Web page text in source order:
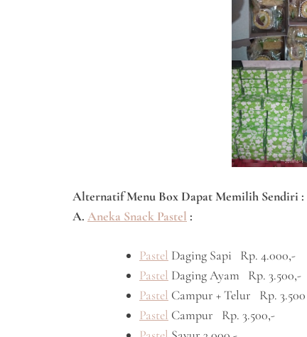
Alternatif Menu Box Dapat Memilih Sendiri :
A. Aneka Snack Pastel :
Pastel Daging Sapi Rp. 4.000,-
Pastel Daging Ayam Rp. 3.500,-
Pastel Campur + Telur Rp. 3.500
Pastel Campur Rp. 3.500,-